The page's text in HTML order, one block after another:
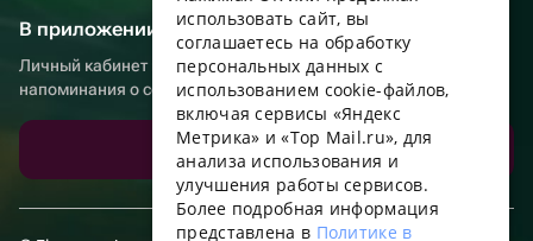
В приложении еще удобнее!
Личный кабинет получателя, больше бонусов за покупки и
напоминания о событиях
Скачать приложение
UKRAINIAN
PORTUGUESE
использовать сайт, вы
соглашаетесь на обработку
персональных данных с
использованием cookie-файлов,
включая сервисы «Яндекс
Метрика» и «Top Mail.ru», для
анализа использования и
улучшения работы сервисов.
Более подробная информация
представлена в Политике в